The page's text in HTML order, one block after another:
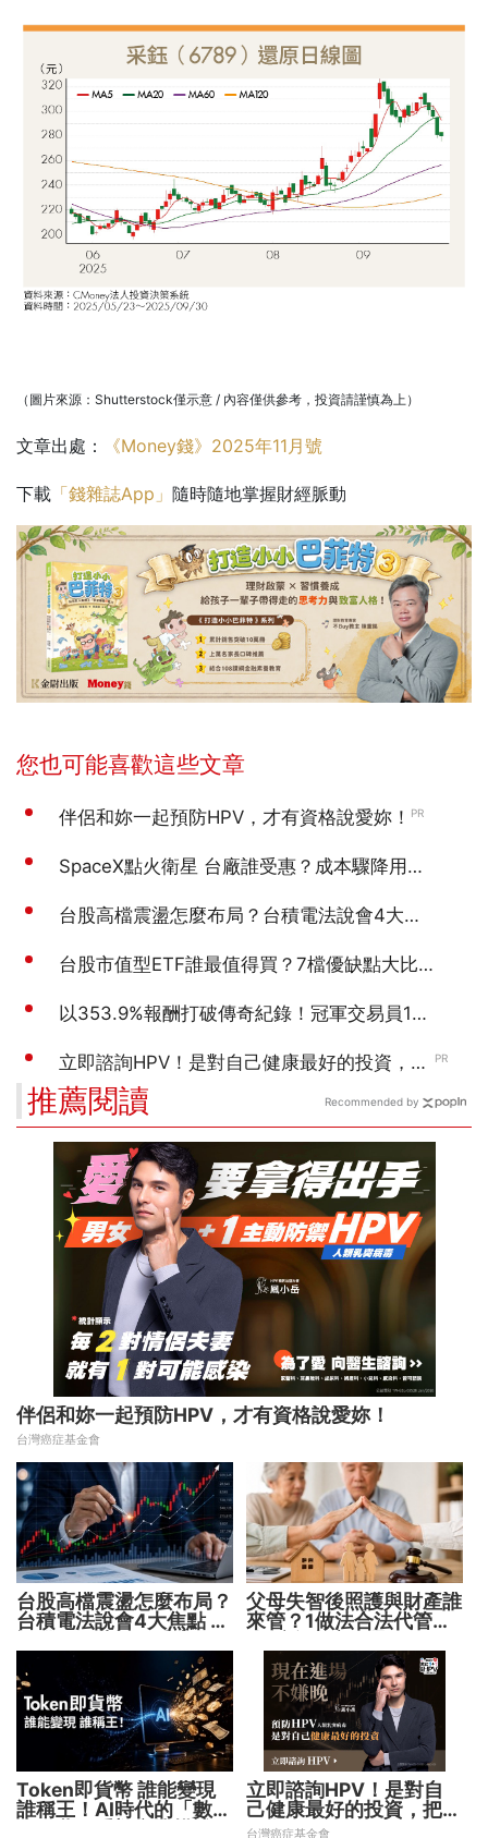
（圖片來源：Shutterstock僅示意 / 內容僅供參考，投資請謹慎為上）
文章出處： 《Money錢》2025年11月號
下載 「錢雜誌App」 隨時隨地掌握財經脈動
推薦閱讀
伴侶和妳一起預防HPV，才有資格說愛妳！
台灣癌症基金會
台股高檔震盪怎麼布局？
台積電法說會4大焦點 AI
父母失智後照護與財產誰
來管？1做法合法代管財
Token即貨幣 誰能變現
誰稱王！AI時代的「數位
立即諮詢HPV！是對自
己健康最好的投資，把握
現在不嫌晚！
台灣癌症基金會
Recommended by